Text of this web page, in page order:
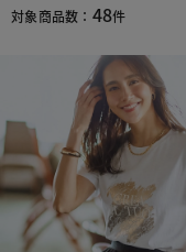
対象商品数： 48件